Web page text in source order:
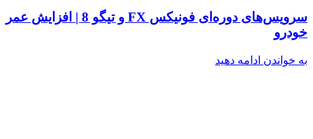
سرویس‌های دوره‌ای فونیکس FX و تیگو 8 | افزایش عمر
خودرو
به خواندن ادامه دهید